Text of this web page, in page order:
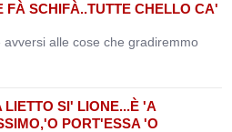
FÀ SCHIFÀ..TUTTE CHELLO CA'
alle cose che gradiremmo
LIETTO SI' LIONE...È 'A
PORT'ESSA 'O